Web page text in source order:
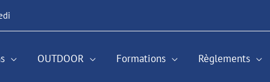
OUTDOOR Formations Règlements